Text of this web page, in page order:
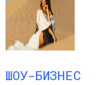
ШОУ-БИЗНЕС